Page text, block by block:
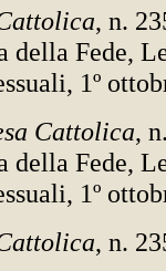
, n.
della Fede,
1º
Cattolica,
della Fede,
1º
, n.